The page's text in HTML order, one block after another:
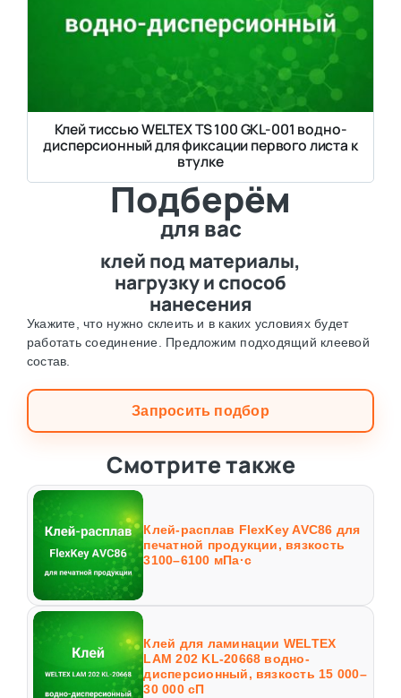
Клей тиссью WELTEX TS 100 GKL-001 водно-
дисперсионный для фиксации первого листа к
втулке
Подберём
для вас
клей под материалы,
нагрузку и способ
нанесения
Укажите, что нужно склеить и в каких условиях будет
работать соединение. Предложим подходящий клеевой
состав.
Запросить подбор
Смотрите также
Клей-расплав FlexKey AVC86 для
печатной продукции, вязкость
3100–6100 мПа·с
Клей для ламинации WELTEX
LAM 202 KL-20668 водно-
дисперсионный, вязкость 15 000–
30 000 сП